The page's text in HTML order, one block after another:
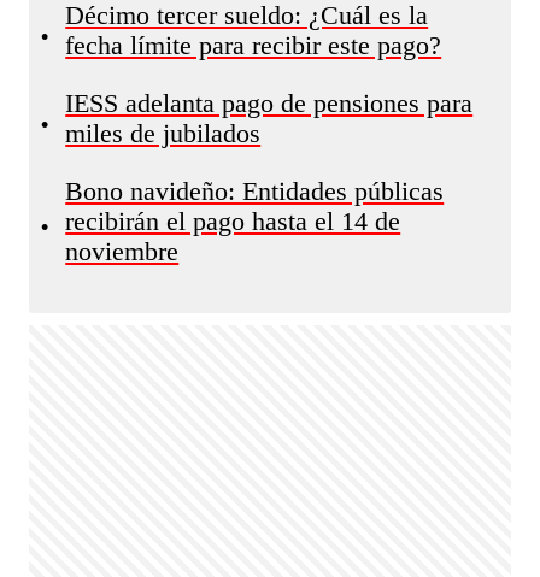
•
Décimo tercer sueldo: ¿Cuál es la
fecha límite para recibir este pago?
•
IESS adelanta pago de pensiones para
miles de jubilados
•
Bono navideño: Entidades públicas
recibirán el pago hasta el 14 de
noviembre